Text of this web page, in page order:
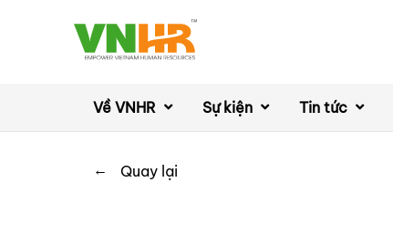
Về VNHR Sự kiện Tin tức
← Quay lại